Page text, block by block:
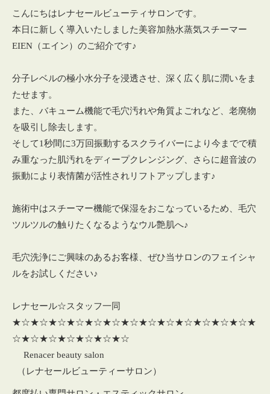
こんにちはレナセールビューティサロンです。
本日に新しく導入いたしました美容加熱水蒸気スチーマー
EIEN（エイン）のご紹介です♪
分子レベルの極小水分子を浸透させ、深く広く肌に潤いをま
たせます。
また、バキューム機能で毛穴汚れや角質よごれなど、老廃物
を吸引し除去します。
そして1秒間に3万回振動するスクライバーにより今までで積
み重なった肌汚れをディープクレンジング、さらに超音波の
振動により表情菌が活性されリフトアップします♪
施術中はスチーマー機能で保湿をおこなっているため、毛穴
ツルツルの触りたくなるようなウル艶肌へ♪
毛穴洗浄にご興味のあるお客様、ぜひ当サロンのフェイシャ
ルをお試しください♪
レナセール☆スタッフ一同
★☆★☆★☆★☆★☆★☆★☆★☆★☆★☆★☆★☆★☆★
☆★☆★☆★☆★☆★☆★☆
Renacer beauty salon
（レナセールビューティーサロン）